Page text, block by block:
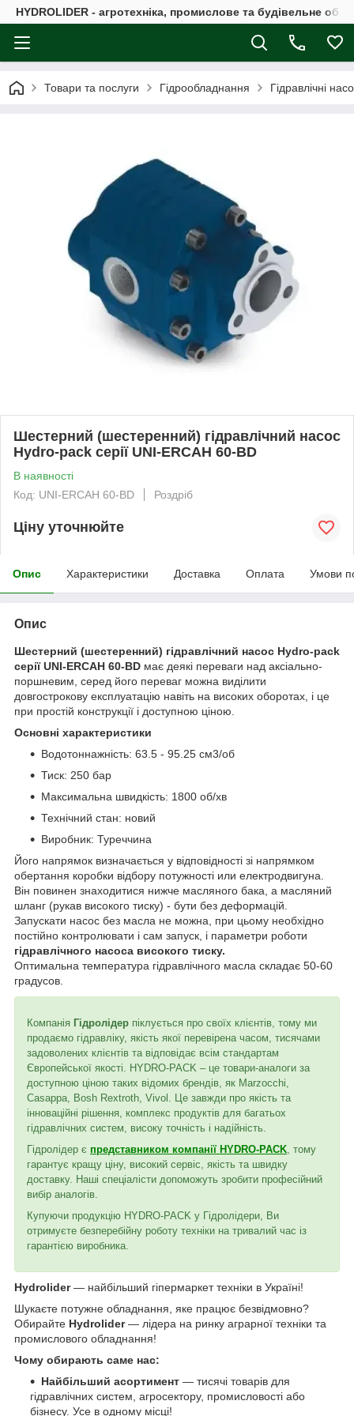
HYDROLIDER - агротехніка, промислове та будівельне
Товари та послуги Гідрообладнання Гідравлічні
Шестерний (шестеренний) гідравлічний насос
Hydro-pack серії UNI-ERCAH 60-BD
В наявності
Код: UNI-ERCAH 60-BD
Роздріб
Ціну уточнюйте
Опис Характеристики Доставка Оплата Умови
Опис
Шестерний (шестеренний) гідравлічний насос Hydro-pack
серії UNI-ERCAH 60-BD має деякі переваги над аксіально-
поршневим, серед його переваг можна виділити
довгострокову експлуатацію навіть на високих оборотах, і це
при простій конструкції і доступною ціною.
Основні характеристики
Водотоннажність: 63.5 - 95.25 см3/об
Тиск: 250 бар
Максимальна швидкість: 1800 об/хв
Технічний стан: новий
Виробник: Туреччина
Його напрямок визначається у відповідності зі напрямком
обертання коробки відбору потужності или електродвигуна.
Він повинен знаходитися нижче масляного бака, а масляний
шланг (рукав високого тиску) - бути без деформацій.
Запускати насос без масла не можна, при цьому необхідно
постійно контролювати і сам запуск, і параметри роботи
гідравлічного насоса високого тиску.
Оптимальна температура гідравлічного масла складає 50-60
градусов.
Компанія Гідролідер піклується про своїх клієнтів, тому ми
продаємо гідравліку, якість якої перевірена часом, тисячами
задоволених клієнтів та відповідає всім стандартам
Європейської якості. HYDRO-PACK – це товари-аналоги за
доступною ціною таких відомих брендів, як Marzocchi,
Casappa, Bosh Rextroth, Vivol. Це завжди про якість та
інноваційні рішення, комплекс продуктів для багатьох
гідравлічних систем, високу точність і надійність.
Гідролідер є представником компанії HYDRO-PACK , тому
гарантує кращу ціну, високий сервіс, якість та швидку
доставку. Наші спеціалісти допоможуть зробити професійний
вибір аналогів.
Купуючи продукцію HYDRO-PACK у Гідролідери, Ви
отримуєте безперебійну роботу техніки на тривалий час із
гарантією виробника.
Hydrolider— найбільший гіпермаркет техніки в Україні!
Шукаєте потужне обладнання, яке працює безвідмовно?
Обирайте Hydrolider— лідера на ринку аграрної техніки та
промислового обладнання!
Чому обирають саме нас:
Найбільший асортимент — тисячі товарів для
гідравлічних систем, агросектору, промисловості або
бізнесу. Усе в одному місці!